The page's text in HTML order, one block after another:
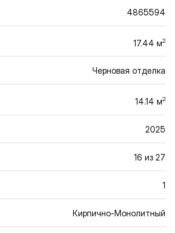
4865594
17.44 м2
Черновая отделка
14.14 м2
2025
16 из 27
1
Кирпично-Монолитный